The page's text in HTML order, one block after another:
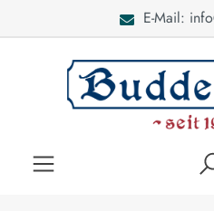
E-Mail: